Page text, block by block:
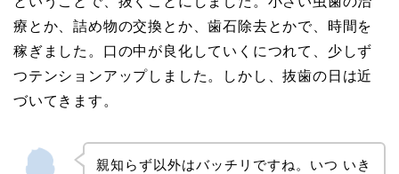
療とか、詰め物の交換とか、歯石除去とかで、時間を
稼ぎました。口の中が良化していくにつれて、少しず
つテンションアップしました。しかし、抜歯の日は近
づいてきます。
親知らず以外はバッチリですね。いつ いき